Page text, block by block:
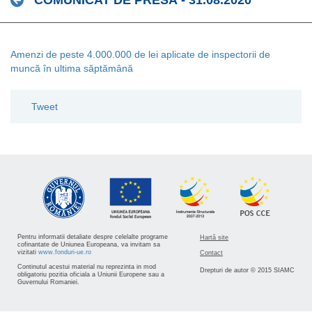
Amenzi de peste 4.000.000 de lei aplicate de inspectorii de
muncă în ultima săptămână
Tweet
Pentru informatii detaliate despre celelalte programe
cofinantate de Uniunea Europeana, va invitam sa
vizitati www.fonduri-ue.ro
Continutul acestui material nu reprezinta in mod
obligatoriu pozitia oficiala a Uniunii Europene sau a
Guvernului Romaniei.
Hartă site
Contact
Drepturi de autor © 2015 SIAMC